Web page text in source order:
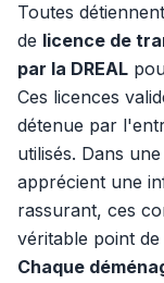
Toutes
de licence de
par la DREAL
Ces licences
détenue par
utilisés. Dans
apprécient une
rassurant, ces
véritable point
Chaque